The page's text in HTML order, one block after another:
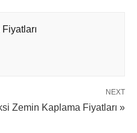
NEXT
Zemin Kaplama Fiyatları »